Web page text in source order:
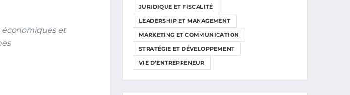
économiques et
JURIDIQUE ET FISCALITÉ
LEADERSHIP ET MANAGEMENT
MARKETING ET COMMUNICATION
STRATÉGIE ET DÉVELOPPEMENT
VIE D’ENTREPRENEUR